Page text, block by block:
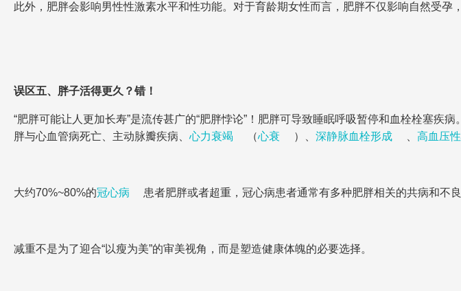
此外，肥胖会影响男性性激素水平和性功能。对于育龄期女性而言，肥胖不仅影响自然受孕
误区五、胖子活得更久？错！
“肥胖可能让人更加长寿”是流传甚广的“肥胖悖论”！肥胖可导致睡眠呼吸暂停和血栓栓塞
胖与心血管病死亡、主动脉瓣疾病、 心力衰竭 （心衰 ）、 深静脉血栓形成 高血压
大约70%~80%的冠心病 患者肥胖或者超重，冠心病患者通常有多种肥胖相关的共病和不
减重不是为了迎合“以瘦为美”的审美视角，而是塑造健康体魄的必要选择。